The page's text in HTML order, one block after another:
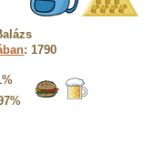
: 1790